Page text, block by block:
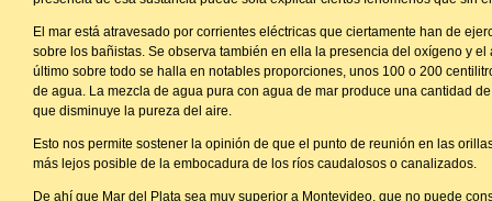
El mar está atravesado por corrientes eléctricas que ciertamente han de
sobre los bañistas. Se observa también en ella la presencia del oxígeno y el
último sobre todo se halla en notables proporciones, unos 100 o 200
de agua. La mezcla de agua pura con agua de mar produce una cantidad
que disminuye la pureza del aire.
Esto nos permite sostener la opinión de que el punto de reunión en las
más lejos posible de la embocadura de los ríos caudalosos o canalizados.
De ahí que Mar del Plata sea muy superior a Montevideo, que no puede